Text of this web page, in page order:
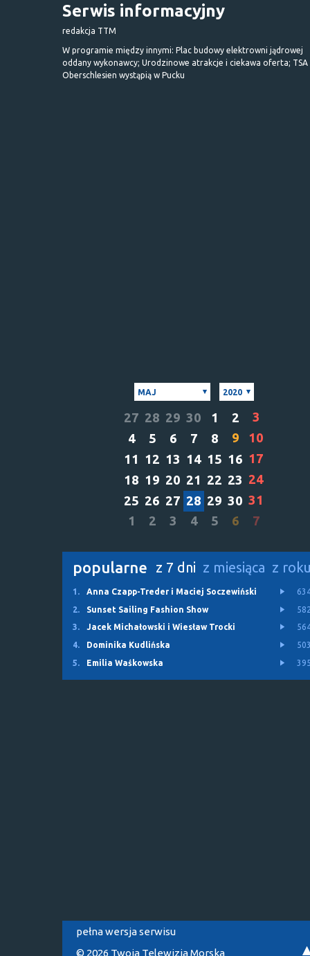
Serwis informacyjny
redakcja TTM
W programie między innymi: Plac budowy elektrowni jądrowej
oddany wykonawcy; Urodzinowe atrakcje i ciekawa oferta; TSA
Oberschlesien wystąpią w Pucku
MAJ 2020
27 28 29 30 1 2
3
4
5 6 7 8 9
10
11 12 13 14 15 16 17
18 19 20 21 22 23 24
25 26 27 28 29 30 31
1
2 3 4 5 6 7
popularne z 7 dni z miesiąca z
1. Anna Czapp-Treder i Maciej Soczewiński
2.
Sunset Sailing Fashion Show
3.
Jacek Michałowski i Wiesław Trocki
4.
Dominika Kudlińska
5.
Emilia Waśkowska
pełna wersja serwisu
© 2026 Twoja Telewizja Morska